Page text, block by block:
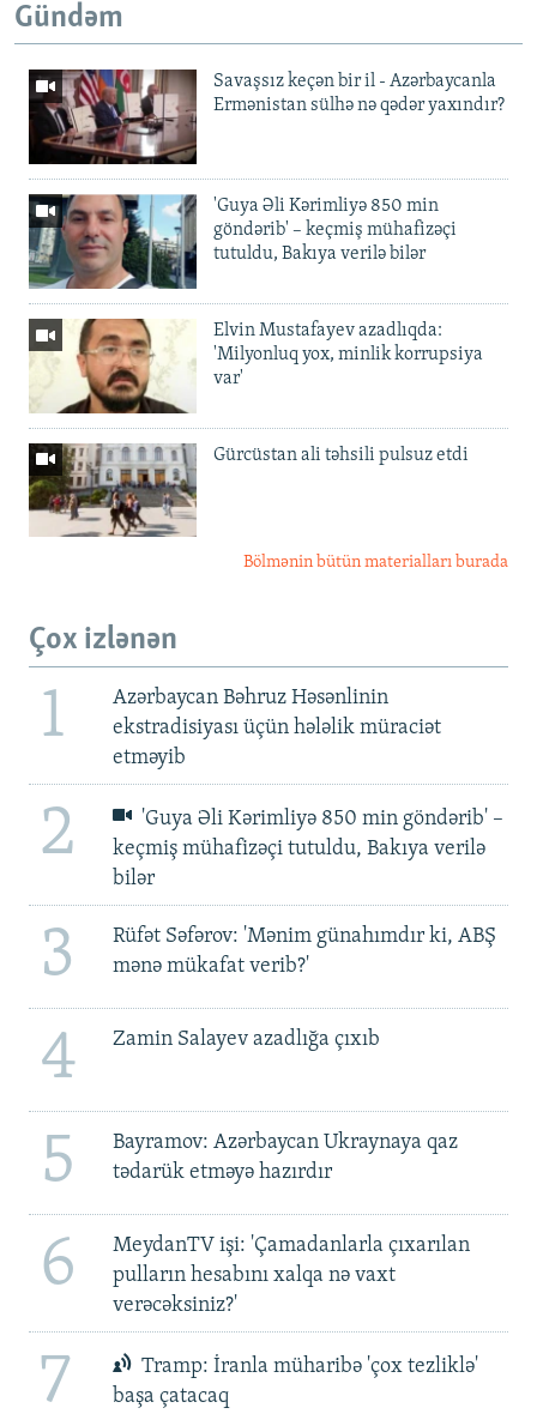
Gündəm
Savaşsız keçən bir il - Azərbaycanla
Ermənistan sülhə nə qədər yaxındır?
'Guya Əli Kərimliyə 850 min
göndərib' – keçmiş mühafizəçi
tutuldu, Bakıya verilə bilər
Elvin Mustafayev azadlıqda:
'Milyonluq yox, minlik korrupsiya
var'
Gürcüstan ali təhsili pulsuz etdi
Bölmənin bütün materialları burada
Çox izlənən
1
Azərbaycan Bəhruz Həsənlinin
ekstradisiyası üçün hələlik müraciət
etməyib
2
'Guya Əli Kərimliyə 850 min göndərib' –
keçmiş mühafizəçi tutuldu, Bakıya verilə
bilər
3
Rüfət Səfərov: 'Mənim günahımdır ki, ABŞ
mənə mükafat verib?'
4 Zamin Salayev azadlığa çıxıb
5
Bayramov: Azərbaycan Ukraynaya qaz
tədarük etməyə hazırdır
6
MeydanTV işi: 'Çamadanlarla çıxarılan
pulların hesabını xalqa nə vaxt
verəcəksiniz?'
7
Tramp: İranla müharibə 'çox tezliklə'
başa çatacaq